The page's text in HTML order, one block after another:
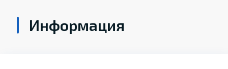
Информация